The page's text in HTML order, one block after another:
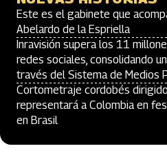
Este es el gabinete que
Abelardo de la Espriella
Inravisión supera los 11
redes sociales, consolidando
través del Sistema de Medios
Cortometraje cordobés
representará a Colombia en
en Brasil